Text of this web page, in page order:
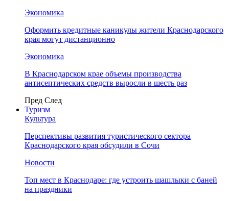
Экономика
Оформить кредитные каникулы жители Краснодарского
края могут дистанционно
Экономика
В Краснодарском крае объемы производства
антисептических средств выросли в шесть раз
Пред След
Туризм
Культура
Перспективы развития туристического сектора
Краснодарского края обсудили в Сочи
Новости
Топ мест в Краснодаре: где устроить шашлыки с баней
на праздники